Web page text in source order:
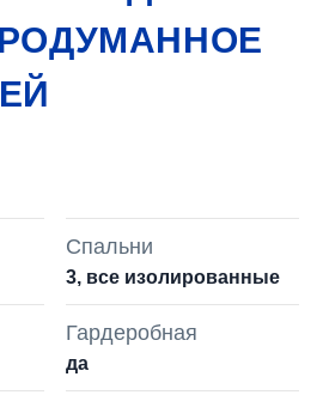
Спальни
3, все изолированные
Гардеробная
да